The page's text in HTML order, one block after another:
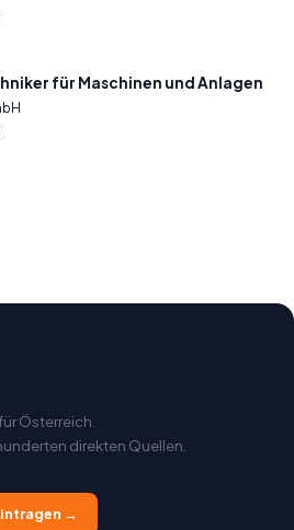
für Maschinen und Anlagen
Österreich.
direkten Quellen.
→